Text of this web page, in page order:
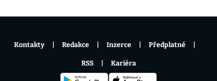
Kontakty Redakce Inzerce Předplatné
RSS Kariéra